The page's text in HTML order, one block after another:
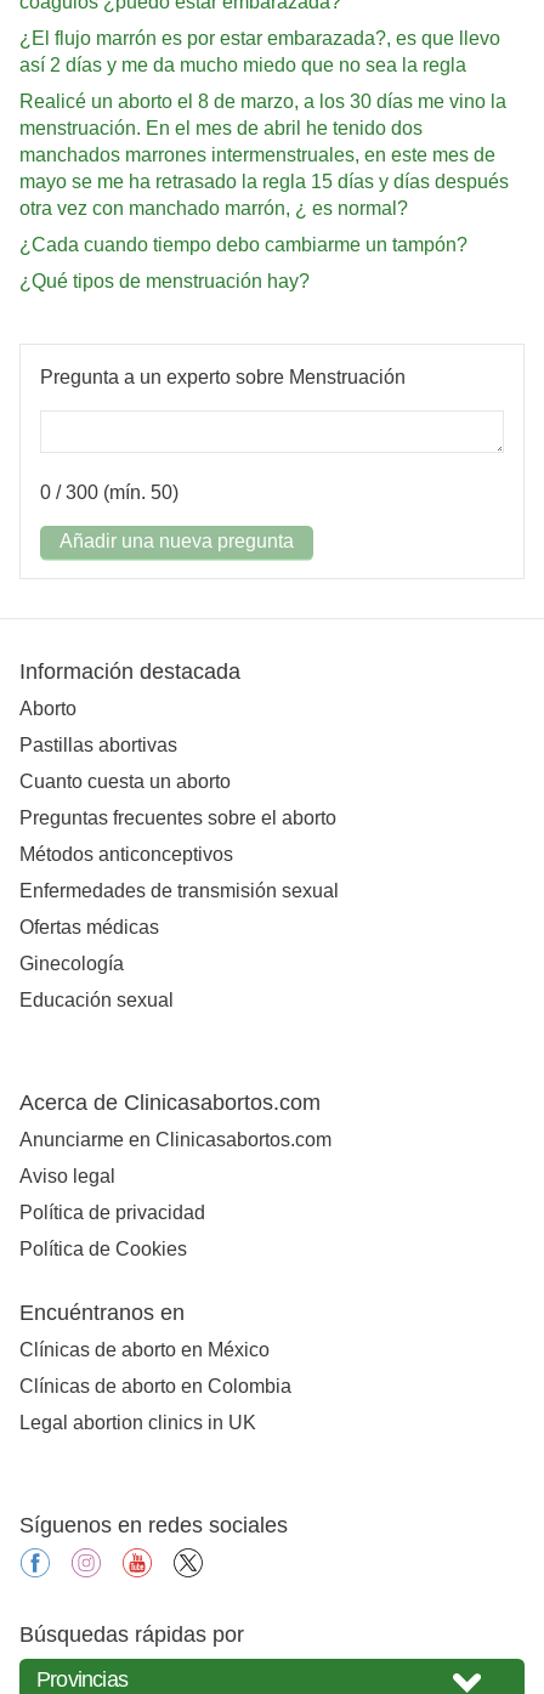
¿El flujo marrón es por estar embarazada?, es que llevo
así 2 días y me da mucho miedo que no sea la regla
Realicé un aborto el 8 de marzo, a los 30 días me vino la
menstruación. En el mes de abril he tenido dos
manchados marrones intermenstruales, en este mes de
mayo se me ha retrasado la regla 15 días y días después
otra vez con manchado marrón, ¿ es normal?
¿Cada cuando tiempo debo cambiarme un tampón?
¿Qué tipos de menstruación hay?
Pregunta a un experto sobre Menstruación
0 / 300 (mín. 50)
Añadir una nueva pregunta
Información destacada
Aborto
Pastillas abortivas
Cuanto cuesta un aborto
Preguntas frecuentes sobre el aborto
Métodos anticonceptivos
Enfermedades de transmisión sexual
Ofertas médicas
Ginecología
Educación sexual
Acerca de Clinicasabortos.com
Anunciarme en Clinicasabortos.com
Aviso legal
Política de privacidad
Política de Cookies
Encuéntranos en
Clínicas de aborto en México
Clínicas de aborto en Colombia
Legal abortion clinics in UK
Síguenos en redes sociales
facebookinstagramyoutube
Búsquedas rápidas por